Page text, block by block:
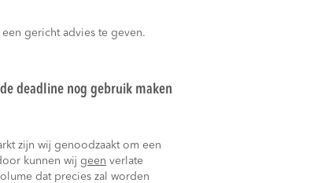
gericht advies te geven.
deadline nog gebruik maken
zijn wij genoodzaakt om een
kunnen wij geen verlate
dat precies zal worden